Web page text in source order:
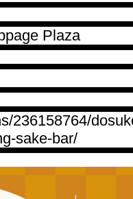
Plaza
236158764/
sake-bar/